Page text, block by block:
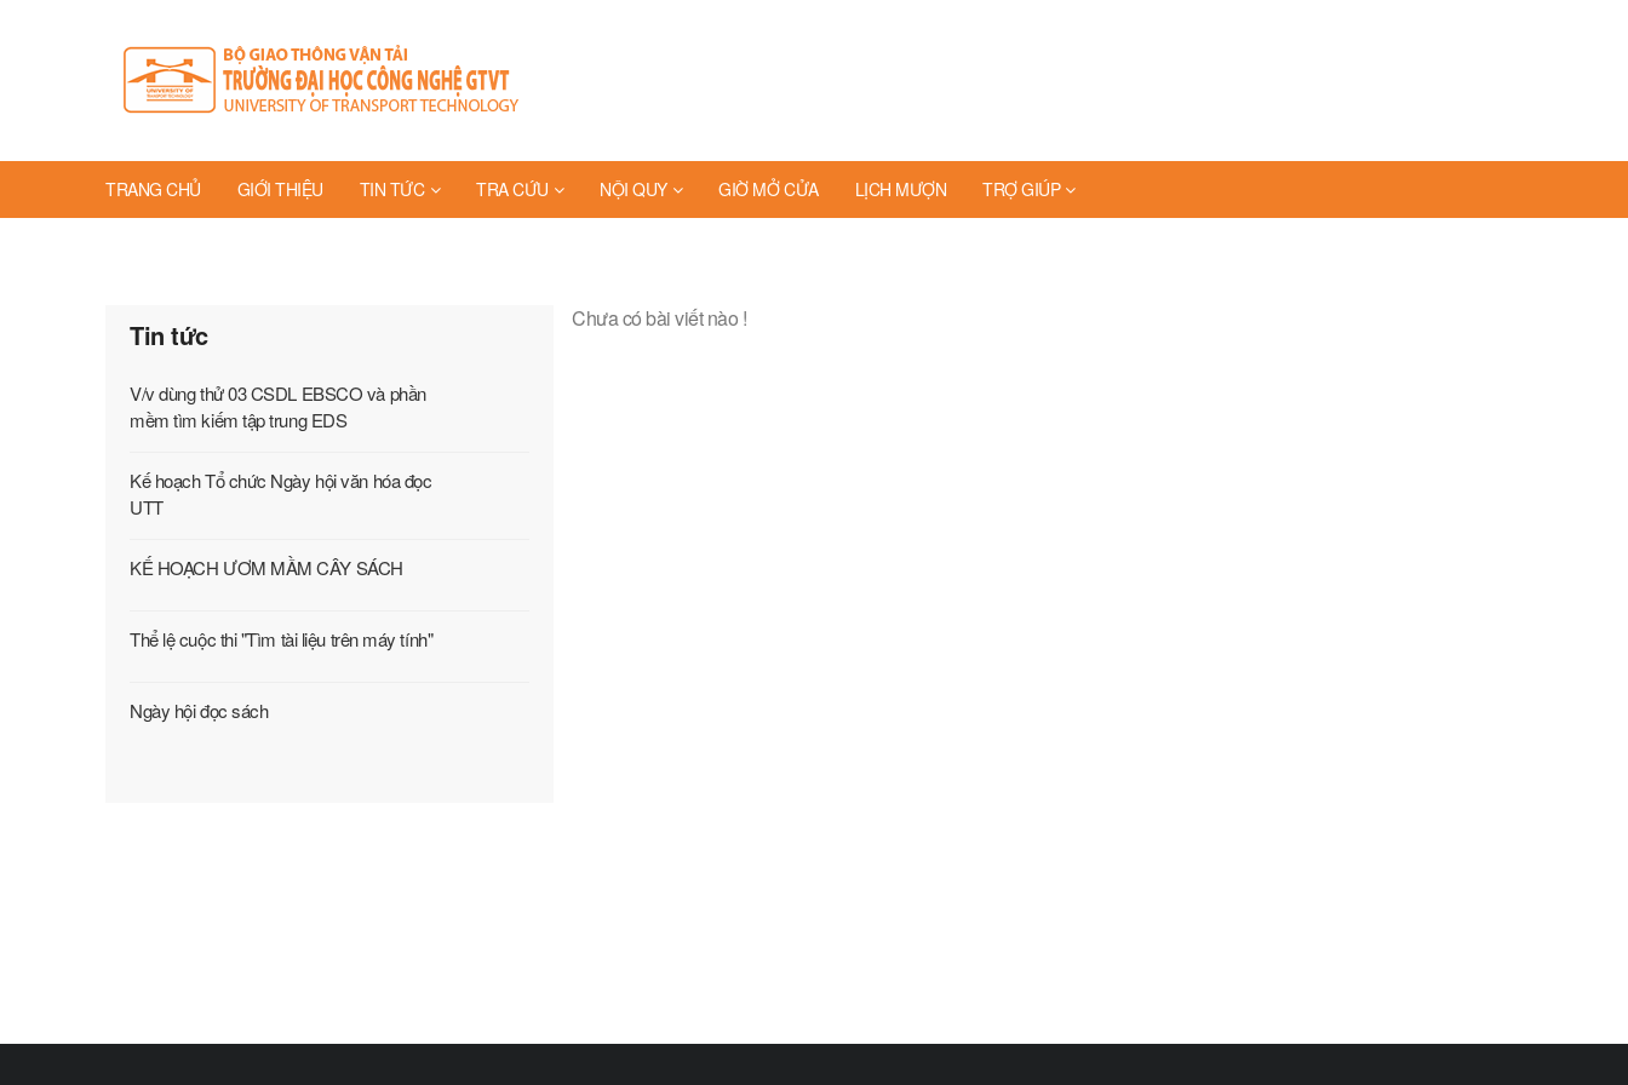
TRANG CHỦ GIỚI THIỆU TIN TỨC TRA CỨU NỘI QUY GIỜ MỞ CỬA LỊCH MƯỢN TRỢ GIÚP
Chưa có bài viết nào !
Tin tức
V/v dùng thử 03 CSDL EBSCO và phần
mềm tìm kiếm tập trung EDS
Kế hoạch Tổ chức Ngày hội văn hóa đọc
UTT
KẾ HOẠCH ƯƠM MẦM CÂY SÁCH
Thể lệ cuộc thi "Tìm tài liệu trên máy tính"
Ngày hội đọc sách